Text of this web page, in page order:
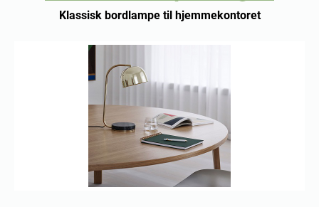
Klassisk bordlampe til hjemmekontoret